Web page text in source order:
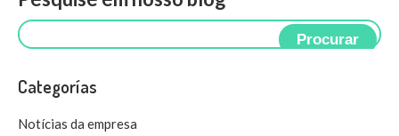
Procurar
Categorías
Notícias da empresa